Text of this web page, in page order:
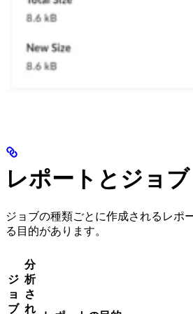
レポートとジョブ
ジョブの種類ごとに作成されるレポ
る目的があります。
ジ
ョ
ブ
分
析
さ
れ